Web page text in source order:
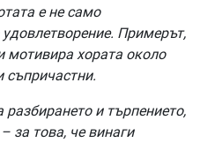
е не само
Примерът,
мотивира хората около
съпричастни.
и търпението,
за това, че винаги